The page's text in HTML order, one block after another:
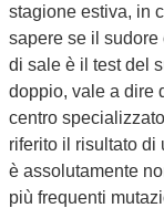
stagione estiva, in
sapere se il
di sale è il test del
doppio, vale a dire
centro
riferito il risultato di
è assolutamente
più frequenti